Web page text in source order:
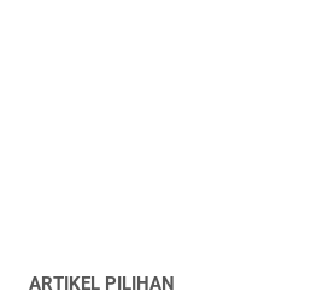
ARTIKEL PILIHAN